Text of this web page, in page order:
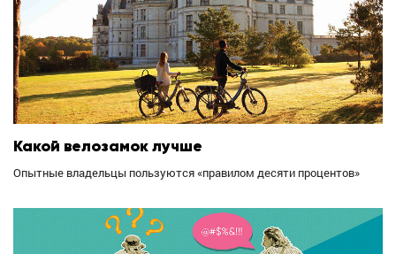
Какой велозамок лучше
Опытные владельцы пользуются «правилом десяти процентов»